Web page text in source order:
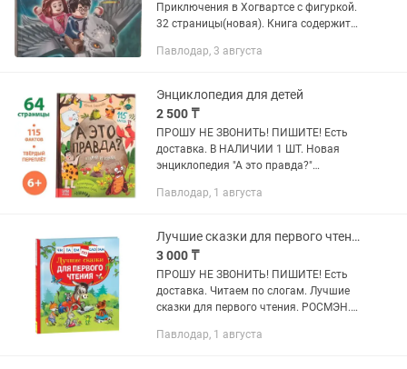
Приключения в Хогвартсе с фигуркой.
32 страницы(новая). Книга содержит
другие различные задания, а также
Павлодар, 3 августа
Энциклопедия для детей
2 500 ₸
ПРОШУ НЕ ЗВОНИТЬ! ПИШИТЕ! Есть
доставка. В НАЛИЧИИ 1 ШТ. Новая
энциклопедия "А это правда?"
стр, твёрдый переплёт.
Павлодар, 1 августа
Лучшие сказки для первого чтения
3 000 ₸
ПРОШУ НЕ ЗВОНИТЬ! ПИШИТЕ! Есть
доставка. Читаем по слогам. Лучшие
сказки для первого чтения. РОСМЭН.
твёрдый переплёт.
Павлодар, 1 августа